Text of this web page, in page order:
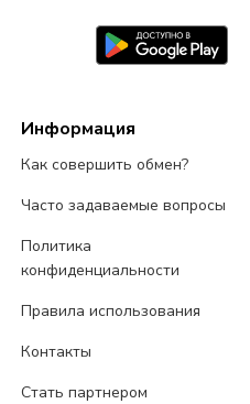
Информация
Как совершить обмен?
Часто задаваемые вопросы
Политика
конфиденциальности
Правила использования
Контакты
Стать партнером